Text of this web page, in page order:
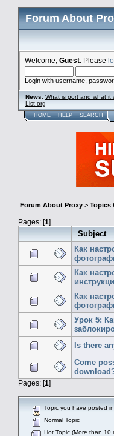
Forum About
Welcome, Guest . Please
Login with username,
News: What is port and what it
List.org
HOME HELP SEARCH
Forum About Proxy > Topics
Pages: [1]
Subject
Как
Как
Как
Урок 5:
Is there
Come
Pages: [1]
Topic you have posted in
Normal Topic
Hot Topic (More than 10